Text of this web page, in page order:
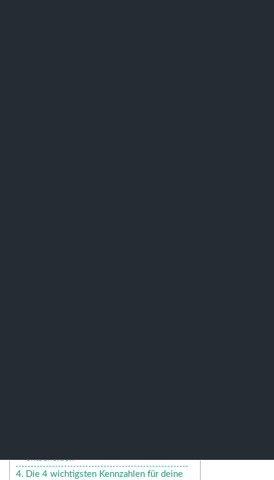
entscheiden
Die 4 wichtigsten Kennzahlen für deine